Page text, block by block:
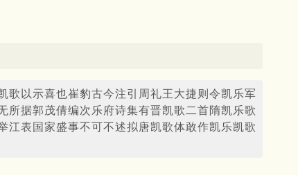
歌以示喜也崔豹古今注引周礼王大捷则令凯乐军
所据郭茂倩编次乐府诗集有晋凯歌二首隋凯乐歌
江表国家盛事不可不述拟唐凯歌体敢作凯乐凯歌